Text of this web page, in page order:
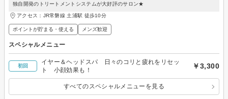
独自開発のトリートメントシステムが大好評のサロン★
アクセス：JR常磐線 土浦駅 徒歩10分
ポイントが貯まる・使える メンズ歓迎
スペシャルメニュー
初回
イヤー＆ヘッドスパ 日々のコリと疲れをリセッ
ト 小顔効果も！
￥3,300
すべてのスペシャルメニューを見る